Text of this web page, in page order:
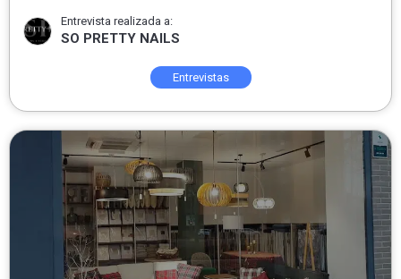
Entrevista realizada a:
SO PRETTY NAILS
Entrevistas